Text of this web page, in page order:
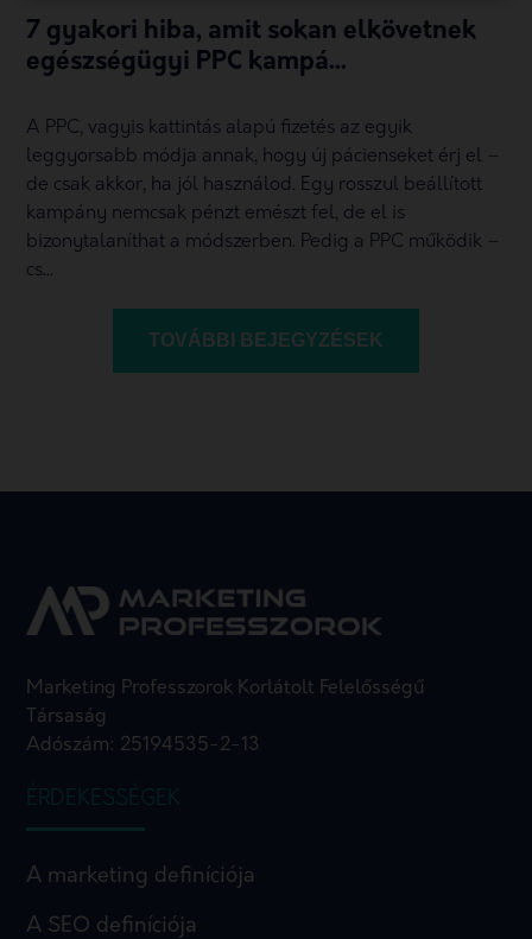
7 gyakori hiba, amit sokan elkövetnek
egészségügyi PPC kampá...
A PPC, vagyis kattintás alapú fizetés az egyik
leggyorsabb módja annak, hogy új pácienseket érj el –
de csak akkor, ha jól használod. Egy rosszul beállított
kampány nemcsak pénzt emészt fel, de el is
bizonytalaníthat a módszerben. Pedig a PPC működik –
cs...
TOVÁBBI BEJEGYZÉSEK
Marketing Professzorok Korlátolt Felelősségű
Társaság
Adószám: 25194535-2-13
ÉRDEKESSÉGEK
A marketing definíciója
A SEO definíciója